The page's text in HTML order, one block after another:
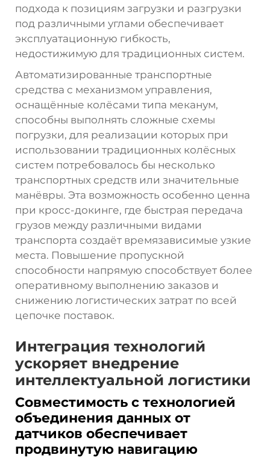
подхода к позициям загрузки и разгрузки
под различными углами обеспечивает
эксплуатационную гибкость,
недостижимую для традиционных систем.
Автоматизированные транспортные
средства с механизмом управления,
оснащённые колёсами типа меканум,
способны выполнять сложные схемы
погрузки, для реализации которых при
использовании традиционных колёсных
систем потребовалось бы несколько
транспортных средств или значительные
манёвры. Эта возможность особенно ценна
при кросс-докинге, где быстрая передача
грузов между различными видами
транспорта создаёт времязависимые узкие
места. Повышение пропускной
способности напрямую способствует более
оперативному выполнению заказов и
снижению логистических затрат по всей
цепочке поставок.
Интеграция технологий
ускоряет внедрение
интеллектуальной логистики
Совместимость с технологией
объединения данных от
датчиков обеспечивает
продвинутую навигацию